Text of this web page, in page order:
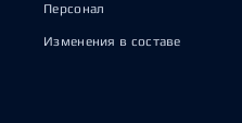
Персонал
Изменения в составе